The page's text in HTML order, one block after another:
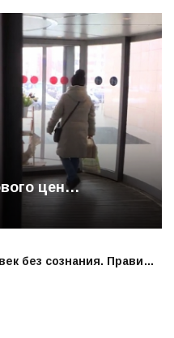
цен…
без сознания. Прави…